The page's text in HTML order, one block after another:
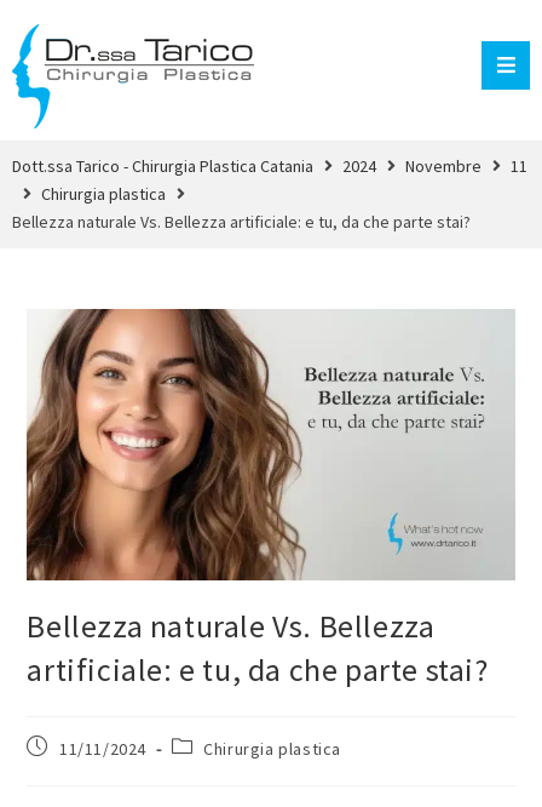
Dott.ssa Tarico - Chirurgia Plastica Catania 2024 Novembre
11
Chirurgia plastica
Bellezza naturale Vs. Bellezza artificiale: e tu, da che parte stai?
Bellezza naturale Vs. Bellezza
artificiale: e tu, da che parte stai?
11/11/2024 Chirurgia plastica